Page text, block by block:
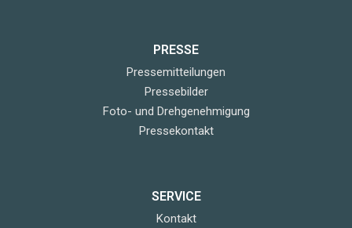
PRESSE
Pressemitteilungen
Pressebilder
Foto- und Drehgenehmigung
Pressekontakt
SERVICE
Kontakt